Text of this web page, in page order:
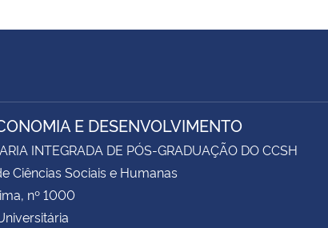
E DESENVOLVIMENTO
INTEGRADA DE PÓS-GRADUAÇÃO DO CCSH
Ciências Sociais e Humanas
nº 1000